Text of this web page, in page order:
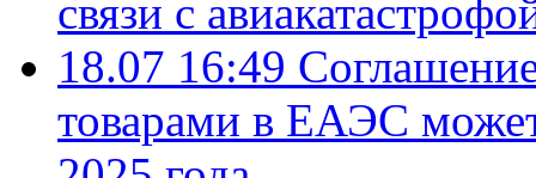
связи с
18.07 16:49
товарами в ЕАЭС